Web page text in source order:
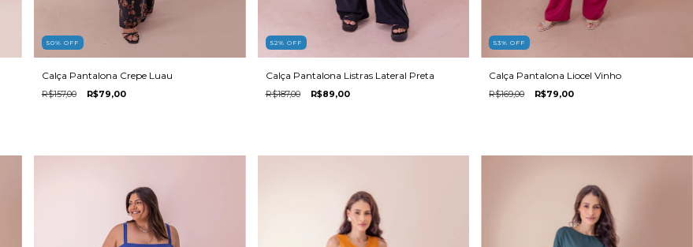
50% OFF
Calça Pantalona Crepe Luau
R$157,00 R$79,00
52% OFF
Calça Pantalona Listras Lateral Preta
R$187,00 R$89,00
53%OFF
Calça Pantalona Liocel Vinho
R$169,00 R$79,00